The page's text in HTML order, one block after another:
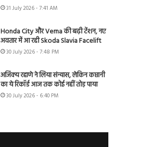
31 July 2026 - 7:41 AM
Honda City और Verna की बढ़ी टेंशन, नए
अवतार में आ रही Skoda Slavia Facelift
30 July 2026 - 7:48 PM
अजिंक्य रहाणे ने लिया संन्यास, लेकिन कप्तानी
का ये रिकॉर्ड आज तक कोई नहीं तोड़ पाया
30 July 2026 - 6:40 PM